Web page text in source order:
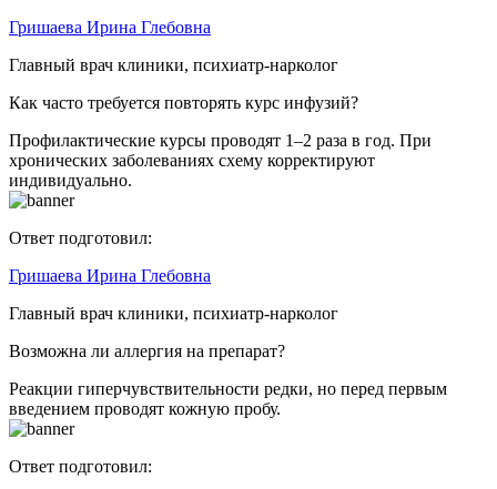
Гришаева Ирина Глебовна
Главный врач клиники, психиатр-нарколог
Как часто требуется повторять курс инфузий?
Профилактические курсы проводят 1–2 раза в год. При
хронических заболеваниях схему корректируют
индивидуально.
Ответ подготовил:
Гришаева Ирина Глебовна
Главный врач клиники, психиатр-нарколог
Возможна ли аллергия на препарат?
Реакции гиперчувствительности редки, но перед первым
введением проводят кожную пробу.
Ответ подготовил: